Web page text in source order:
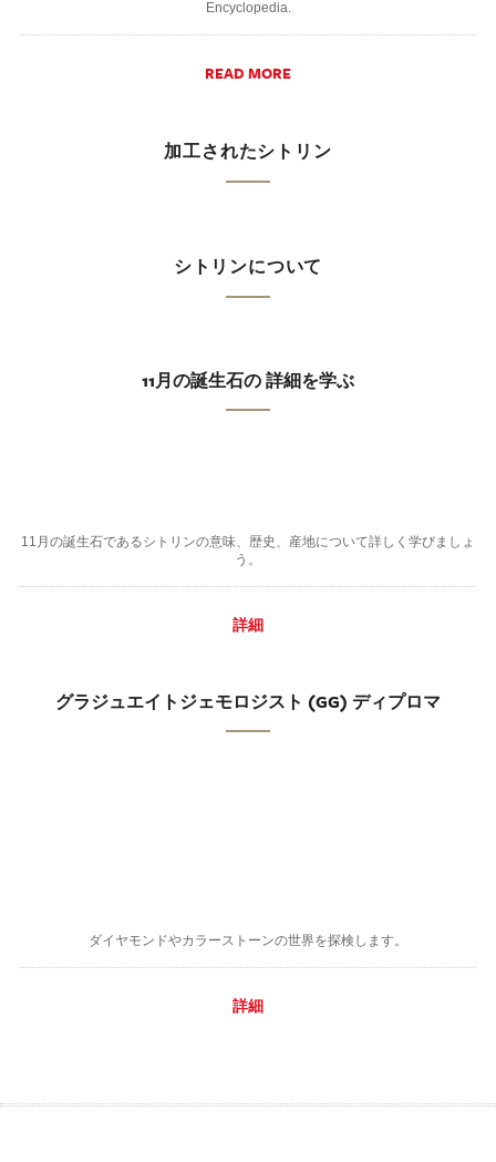
Encyclopedia.
READ MORE
加工されたシトリン
シトリンについて
11月の誕生石の 詳細を学ぶ
11月の誕生石であるシトリンの意味、歴史、産地について詳しく学びましょ
う。
詳細
グラジュエイトジェモロジスト (GG) ディプロマ
ダイヤモンドやカラーストーンの世界を探検します。
詳細